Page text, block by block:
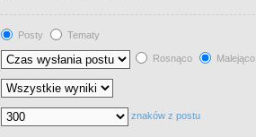
Posty
Tematy
Rosnąco Malejąco
znaków z postu